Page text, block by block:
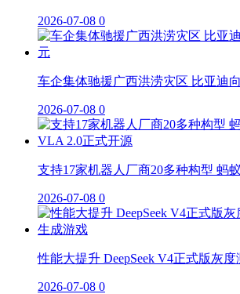
2026-07-08 0
车企集体驰援广西洪涝灾区 比亚迪
2026-07-08 0
支持17家机器人厂商20多种构型 蚂
2026-07-08 0
性能大提升 DeepSeek V4正式版灰度
2026-07-08 0